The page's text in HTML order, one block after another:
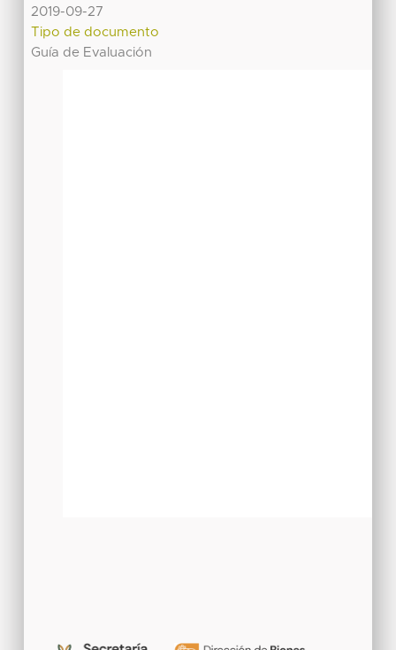
2019-09-27
Tipo de documento
Guía de Evaluación